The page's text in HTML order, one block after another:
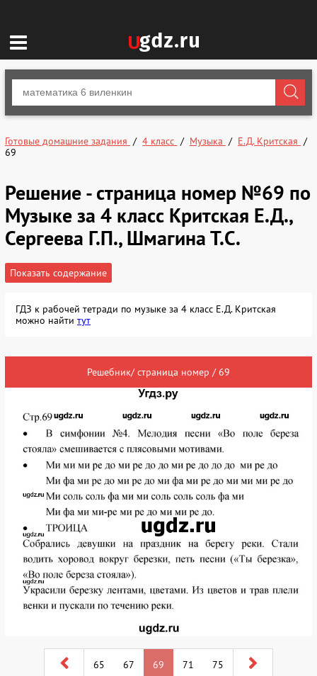
Готовые домашние задания 4 класс Музыка
Е.Д. Критская
69
Решение - страница номер №69 по
Музыке за 4 класс Критская Е.Д.,
Сергеева Г.П., Шмагина Т.С.
Показать содержание
ГДЗ к рабочей тетради по музыке за 4 класс Е.Д. Критская
можно найти тут
Решебник/ страница номер / 69
65 67 69 71 75